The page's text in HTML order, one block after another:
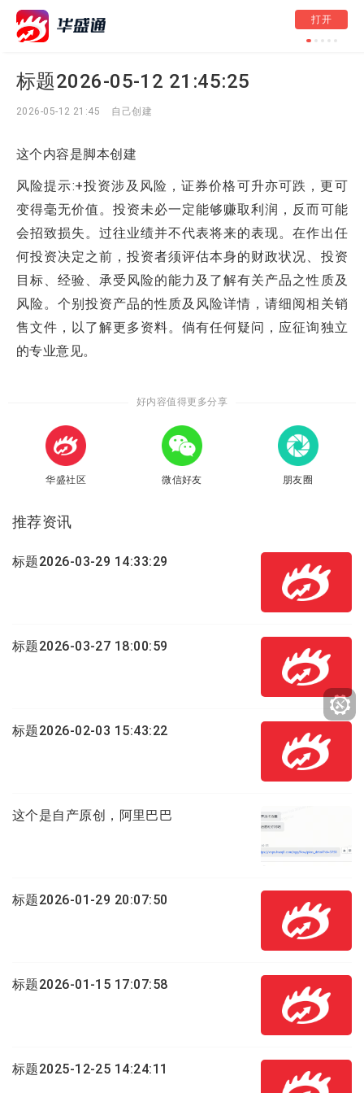
标题2026-03-29
打开
标题2026-05-12 21:45:25
2026-05-12 21:45 自己创建
这个内容是脚本创建
风险提示:+投资涉及风险，证券价格可升亦可跌，更可
变得毫无价值。投资未必一定能够赚取利润，反而可能
会招致损失。过往业绩并不代表将来的表现。在作出任
何投资决定之前，投资者须评估本身的财政状况、投资
目标、经验、承受风险的能力及了解有关产品之性质及
风险。个别投资产品的性质及风险详情，请细阅相关销
售文件，以了解更多资料。倘有任何疑问，应征询独立
的专业意见。
好内容值得更多分享
华盛社区 微信好友 朋友圈
推荐资讯
标题2026-03-29 14:33:29
标题2026-03-27 18:00:59
标题2026-02-03 15:43:22
这个是自产原创，阿里巴巴
标题2026-01-29 20:07:50
标题2026-01-15 17:07:58
标题2025-12-25 14:24:11